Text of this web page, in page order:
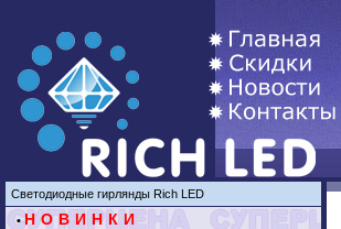
Светодиодные гирлянды Rich LED
•НОВИНКИ